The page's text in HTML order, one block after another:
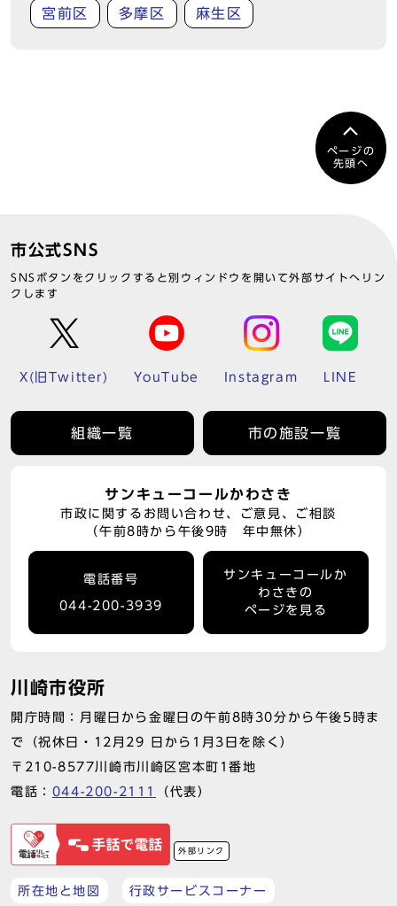
宮前区 多摩区 麻生区
ページの
先頭へ
市公式SNS
SNSボタンをクリックすると別ウィンドウを開いて外部サイトへリン
クします
X(旧Twitter) YouTube Instagram LINE
組織一覧 市の施設一覧
サンキューコールかわさき
市政に関するお問い合わせ、ご意見、ご相談
（午前8時から午後9時 年中無休）
電話番号
044-200-3939
サンキューコールか
わさきの
ページを見る
川崎市役所
開庁時間：月曜日から金曜日の午前8時30分から午後5時ま
で（祝休日・12月29 日から1月3日を除く）
〒210-8577川崎市川崎区宮本町1番地
電話： 044-200-2111 （代表）
外部リンク
所在地と地図 行政サービスコーナー